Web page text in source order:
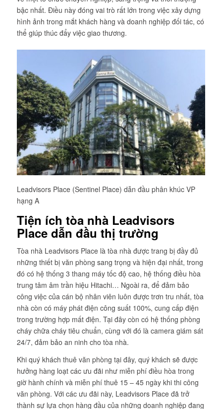
bậc nhất. Điều này đóng vai trò rất lớn trong việc xây dựng
hình ảnh trong mắt khách hàng và doanh nghiệp đối tác, có
thể giúp thúc đẩy việc giao thương.
Leadvisors Place (Sentinel Place) dẫn đầu phân khúc VP
hạng A
Tiện ích tòa nhà Leadvisors
Place dẫn đầu thị trường
Tòa nhà Leadvisors Place là tòa nhà được trang bị đầy đủ
những thiết bị văn phòng sang trọng và hiện đại nhất, trong
đó có hệ thống 3 thang máy tốc độ cao, hệ thống điều hòa
trung tâm âm trần hiệu Hitachi… Ngoài ra, để đảm bảo
công việc của cán bộ nhân viên luôn được trơn tru nhất, tòa
nhà còn có máy phát điện công suất 100%, cung cấp điện
trong trường hợp mất điện. Tại đây còn có hệ thống phòng
cháy chữa cháy tiêu chuẩn, cùng với đó là camera giám sát
24/7, đảm bảo an ninh cho tòa nhà.
Khi quý khách thuê văn phòng tại đây, quý khách sẽ được
hưởng hàng loạt các ưu đãi như miễn phí điều hòa trong
giờ hành chính và miễn phí thuê 15 – 45 ngày khi thi công
văn phòng. Với các ưu đãi này, Leadvisors Place đã trở
thành sự lựa chọn hàng đầu của những doanh nghiệp đang